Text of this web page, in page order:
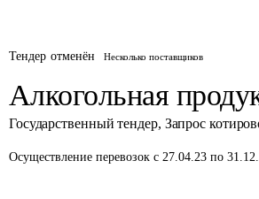
Тендер отменён Несколько поставщиков
Алкогольная
Государственный тендер, Запрос
Осуществление перевозок с 27.04.23 по